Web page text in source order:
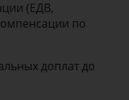
(ЕДВ,
по
доплат до